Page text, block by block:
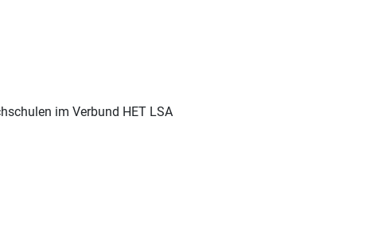
im Verbund HET LSA